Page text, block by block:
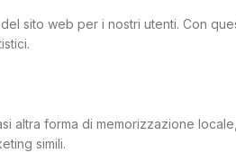
sito web per i nostri utenti. Con
altra forma di memorizzazione
simili.